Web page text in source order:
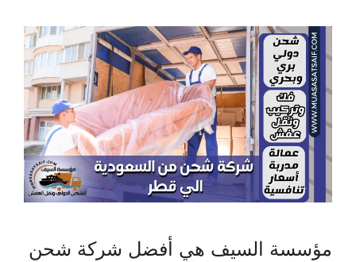
مؤسسة السيف هي أفضل شركة شحن